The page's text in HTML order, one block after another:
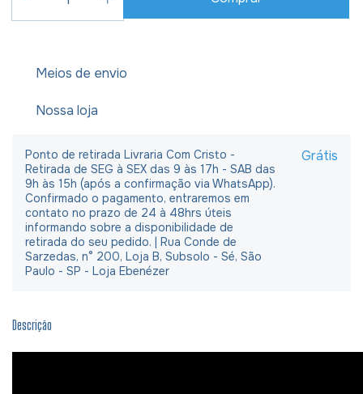
Meios de envio
Nossa loja
Ponto de retirada Livraria Com Cristo -
Retirada de SEG à SEX das 9 às 17h - SAB das
9h às 15h (após a confirmação via WhatsApp).
Confirmado o pagamento, entraremos em
contato no prazo de 24 à 48hrs úteis
informando sobre a disponibilidade de
retirada do seu pedido. | Rua Conde de
Sarzedas, n° 200, Loja B, Subsolo - Sé, São
Paulo - SP - Loja Ebenézer
Grátis
Descrição